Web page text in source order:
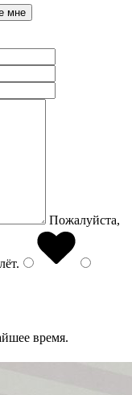
Пожалуйста,
.
время.